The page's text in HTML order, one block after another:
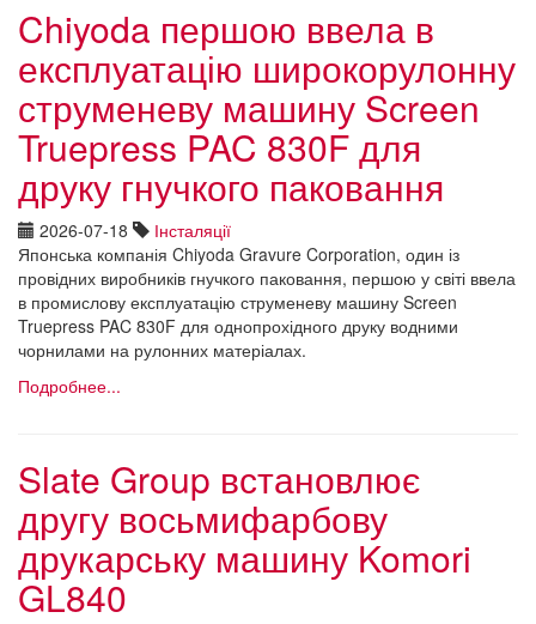
Chiyoda першою ввела в
експлуатацію широкорулонну
струменеву машину Screen
Truepress PAC 830F для
друку гнучкого паковання
2026-07-18
Інсталяції
Японська компанія Chiyoda Gravure Corporation, один із
провідних виробників гнучкого паковання, першою у світі ввела
в промислову експлуатацію струменеву машину Screen
Truepress PAC 830F для однопрохідного друку водними
чорнилами на рулонних матеріалах.
Подробнее...
Slate Group встановлює
другу восьмифарбову
друкарську машину Komori
GL840